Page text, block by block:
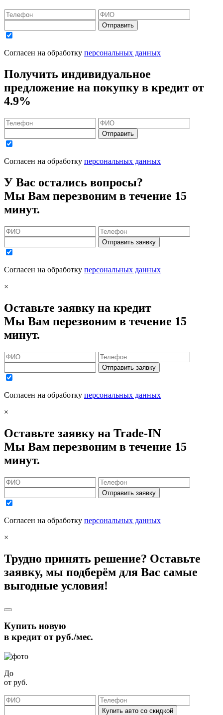
Отправить
Согласен на обработку персональных данных
Получить индивидуальное
предложение на покупку в кредит от
4.9%
Отправить
Согласен на обработку персональных данных
У Вас остались вопросы?
Мы Вам перезвоним в течение 15
минут.
Отправить заявку
Согласен на обработку персональных данных
×
Оставьте заявку на кредит
Мы Вам перезвоним в течение 15
минут.
Отправить заявку
Согласен на обработку персональных данных
×
Оставьте заявку на Trade-IN
Мы Вам перезвоним в течение 15
минут.
Отправить заявку
Согласен на обработку персональных данных
×
Трудно принять решение? Оставьте
заявку, мы подберём для Вас самые
выгодные условия!
Купить новую
в кредит отруб./мес.
До
от руб.
Купить авто со скидкой